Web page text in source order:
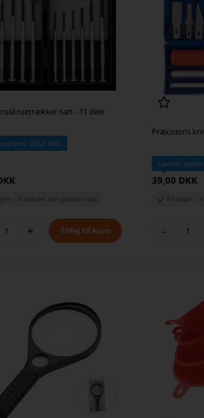
sæt - 11 dele
20,00 DKK
-Vi sender din pakke i dag
+
Præcisions
Laveste
39,00 DKK
På lager
-